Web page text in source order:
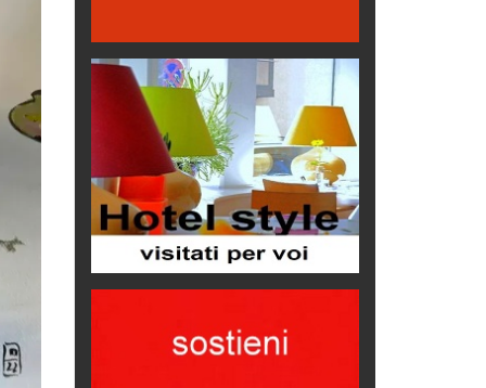
Oasi di piacere
Teodorico, sovrano illuminato
1500 anni dalla morte
Seconde case cambiano le scelte
degli italiani
Trend
Trentodoc Festival, bollicine di
montagna
Grecia, le donne di Olympos